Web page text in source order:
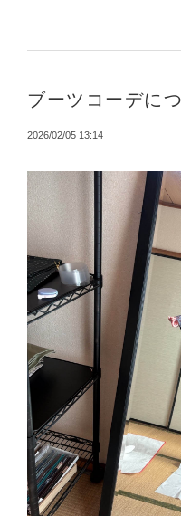
ブーツコーデに
2026/02/05 13:14